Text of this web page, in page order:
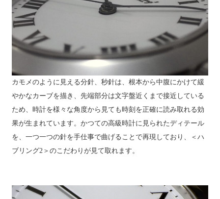
カモメのように見える分針、秒針は、根本から中腹にかけて緩
やかなカーブを描き、先端部分は文字盤近くまで接近している
ため、時計を様々な角度から見ても時刻を正確に読み取れる効
果が生まれています。 かつての高級時計に見られたディテール
を、一つ一つの針を手仕事で曲げることで再現しており、＜ハ
ブリング2＞のこだわりが見て取れます。